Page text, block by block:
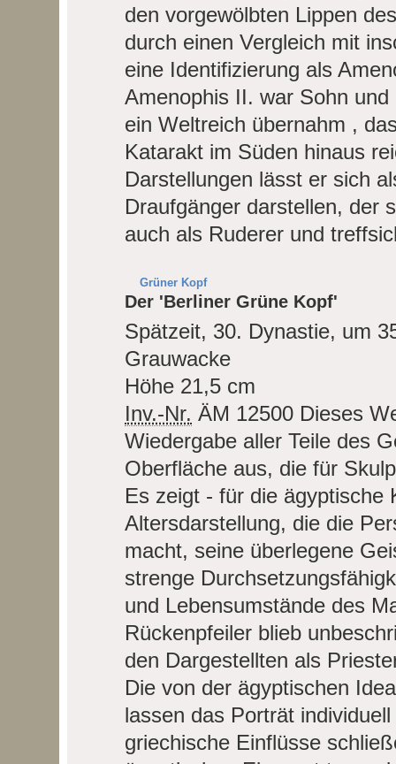
den vorgewölbten Lippen
durch einen Vergleich mit
eine Identifizierung als
Amenophis II. war Sohn
ein Weltreich übernahm ,
Katarakt im Süden hinaus
Darstellungen lässt er sich
Draufgänger darstellen, der
auch als Ruderer und
Grüner Kopf
Der 'Berliner Grüne Kopf'
Spätzeit, 30. Dynastie, um
Grauwacke
Höhe 21,5 cm
Inv.-Nr. ÄM 12500 Dieses
Wiedergabe aller Teile des
Oberfläche aus, die für
Es zeigt - für die ägyptische
Altersdarstellung, die die
macht, seine überlegene
strenge
und Lebensumstände des
Rückenpfeiler blieb
den Dargestellten als
Die von der ägyptischen
lassen das Porträt
griechische Einflüsse